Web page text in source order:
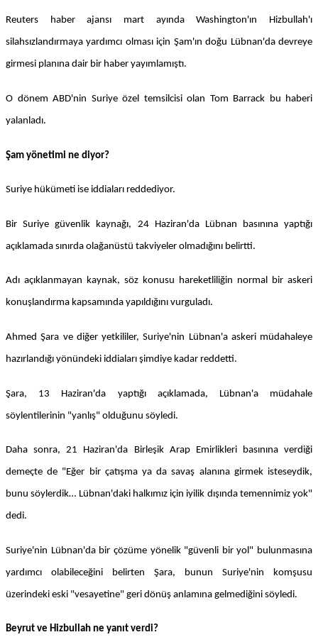
Reuters haber ajansı mart ayında Washington'ın Hizbullah'ı
silahsızlandırmaya yardımcı olması için Şam'ın doğu Lübnan'da devreye
girmesi planına dair bir haber yayımlamıştı.
O dönem ABD'nin Suriye özel temsilcisi olan Tom Barrack bu haberi
yalanladı.
Şam yönetimi ne diyor?
Suriye hükümeti ise iddiaları reddediyor.
Bir Suriye güvenlik kaynağı, 24 Haziran'da Lübnan basınına yaptığı
açıklamada sınırda olağanüstü takviyeler olmadığını belirtti.
Adı açıklanmayan kaynak, söz konusu hareketliliğin normal bir askeri
konuşlandırma kapsamında yapıldığını vurguladı.
Ahmed Şara ve diğer yetkililer, Suriye'nin Lübnan'a askeri müdahaleye
hazırlandığı yönündeki iddiaları şimdiye kadar reddetti.
Şara, 13 Haziran'da yaptığı açıklamada, Lübnan'a müdahale
söylentilerinin "yanlış" olduğunu söyledi.
Daha sonra, 21 Haziran'da Birleşik Arap Emirlikleri basınına verdiği
demeçte de "Eğer bir çatışma ya da savaş alanına girmek isteseydik,
bunu söylerdik… Lübnan'daki halkımız için iyilik dışında temennimiz yok"
dedi.
Suriye'nin Lübnan'da bir çözüme yönelik "güvenli bir yol" bulunmasına
yardımcı olabileceğini belirten Şara, bunun Suriye'nin komşusu
üzerindeki eski "vesayetine" geri dönüş anlamına gelmediğini söyledi.
Beyrut ve Hizbullah ne yanıt verdi?